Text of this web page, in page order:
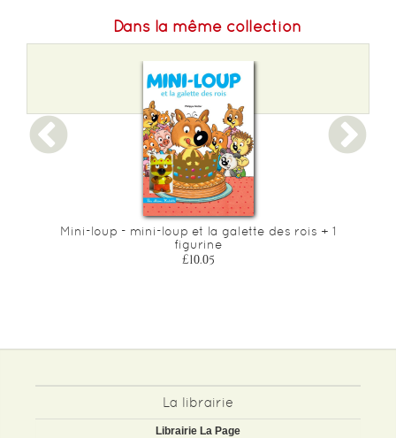
Dans la même collection
Mini-loup - mini-loup et la galette des rois + 1
figurine
£10.05
La librairie
Librairie La Page